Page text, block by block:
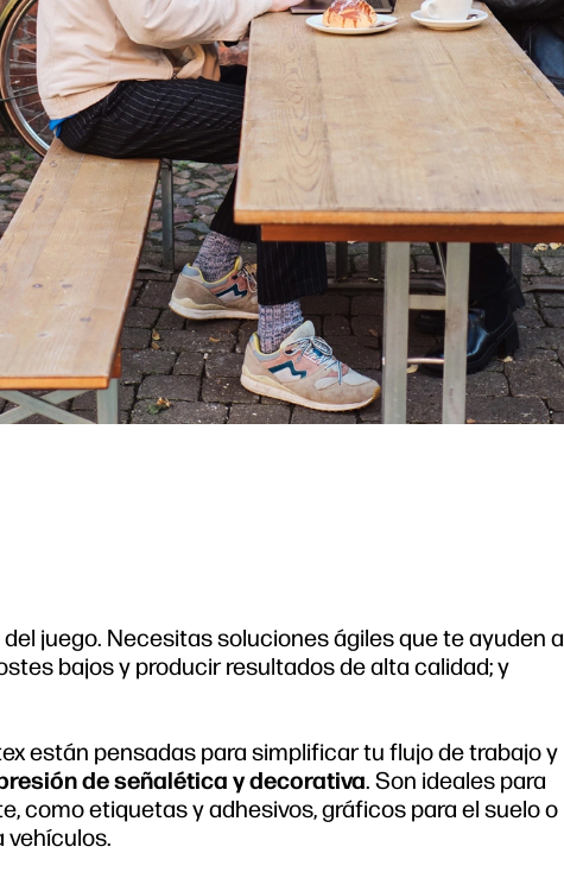
juego. Necesitas soluciones ágiles que te ayuden a
bajos y producir resultados de alta calidad; y
están pensadas para simplificar tu flujo de trabajo y
de señalética y decorativa. Son ideales para
como etiquetas y adhesivos, gráficos para el suelo o
vehículos.